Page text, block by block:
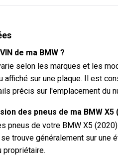
de ma BMW ?
selon les marques et les
affiché sur une plaque. Il est
précis sur l'emplacement du
des pneus de ma BMW X5
pneus de votre BMW X5
trouve généralement sur une
propriétaire.